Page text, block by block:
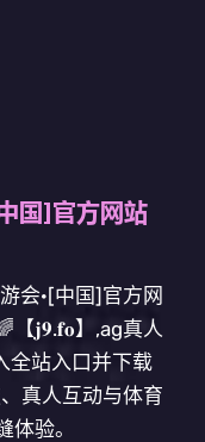
会·[中国]官方网
𝐣𝟗.𝐟𝐨】,ag真人
全站入口并下载
真人互动与体育
体验。